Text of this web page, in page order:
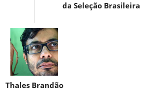
da Seleção Brasileira
Thales Brandão